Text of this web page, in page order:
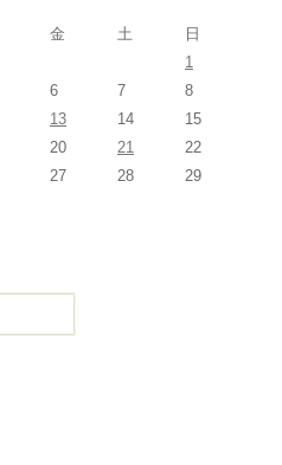
金 土
日
1
6 7
8
13 14
15
20 21
22
27 28
29